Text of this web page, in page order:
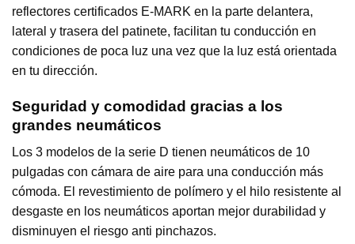
reflectores certificados E-MARK en la parte delantera,
lateral y trasera del patinete, facilitan tu conducción en
condiciones de poca luz una vez que la luz está orientada
en tu dirección.
Seguridad y comodidad gracias a los
grandes neumáticos
Los 3 modelos de la serie D tienen neumáticos de 10
pulgadas con cámara de aire para una conducción más
cómoda. El revestimiento de polímero y el hilo resistente al
desgaste en los neumáticos aportan mejor durabilidad y
disminuyen el riesgo anti pinchazos.